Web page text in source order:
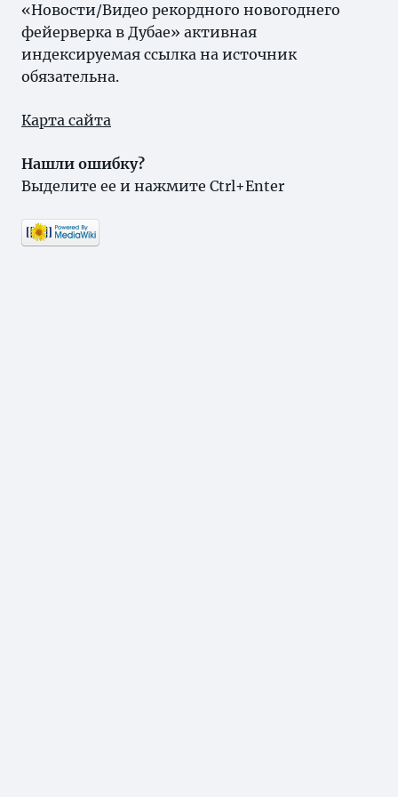
«Новости/Видео рекордного новогоднего
фейерверка в Дубае» активная
индексируемая ссылка на источник
обязательна.
Карта сайта
Нашли ошибку?
Выделите ее и нажмите Ctrl+Enter